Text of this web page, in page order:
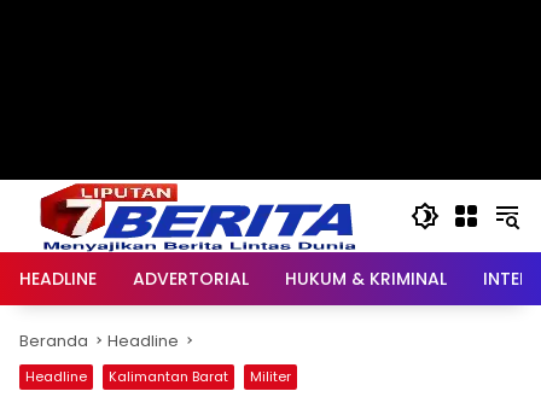
HEADLINE ADVERTORIAL HUKUM & KRIMINAL
Beranda Headline
Headline Kalimantan Barat Militer